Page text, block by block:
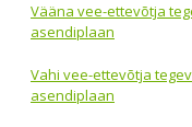
Vääna vee-ettevõtja
asendiplaan
Vahi vee-ettevõtja
asendiplaan